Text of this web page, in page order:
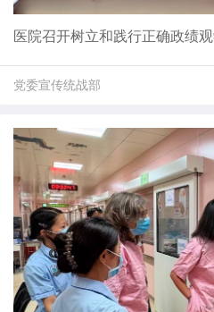
医院召开树立和践行正确政绩
党委宣传统战部